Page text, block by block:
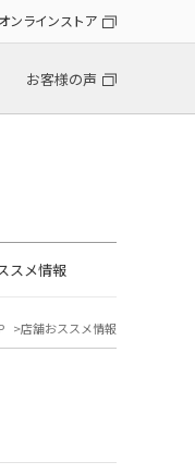
オンラインストア
お客様の声
スメ情報
店舗おススメ情報